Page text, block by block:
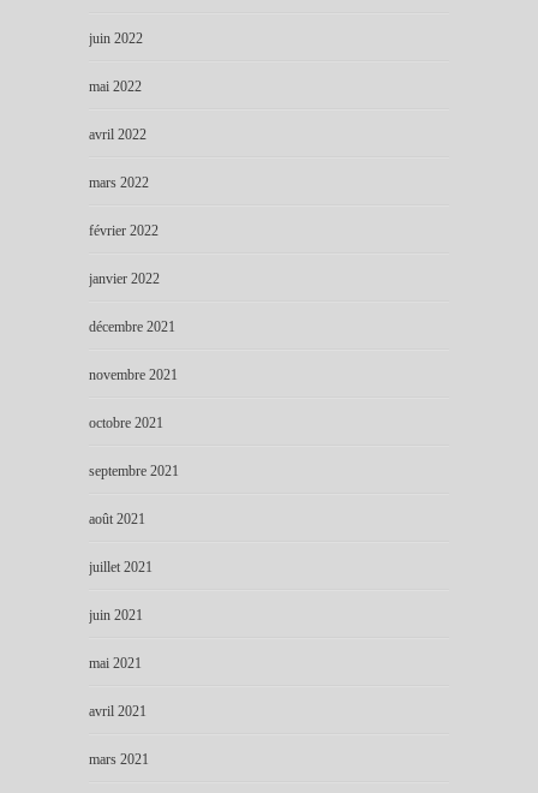
juin 2022
mai 2022
avril 2022
mars 2022
février 2022
janvier 2022
décembre 2021
novembre 2021
octobre 2021
septembre 2021
août 2021
juillet 2021
juin 2021
mai 2021
avril 2021
mars 2021